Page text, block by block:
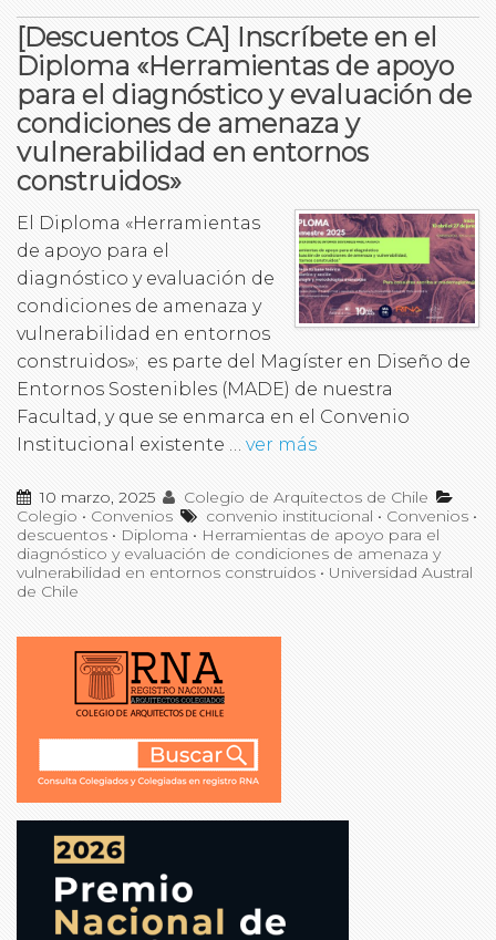
[Descuentos CA] Inscríbete en el
Diploma «Herramientas de apoyo
para el diagnóstico y evaluación de
condiciones de amenaza y
vulnerabilidad en entornos
construidos»
El Diploma «Herramientas
de apoyo para el
diagnóstico y evaluación de
condiciones de amenaza y
vulnerabilidad en entornos
construidos»; es parte del Magíster en Diseño de
Entornos Sostenibles (MADE) de nuestra
Facultad, y que se enmarca en el Convenio
Institucional existente … ver más
10 marzo, 2025
Colegio de Arquitectos de Chile
Colegio • Convenios convenio institucional • Convenios •
descuentos • Diploma • Herramientas de apoyo para el
diagnóstico y evaluación de condiciones de amenaza y
vulnerabilidad en entornos construidos • Universidad Austral
de Chile